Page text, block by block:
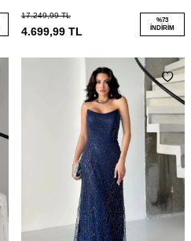
17.249,99TL
4.699,99 TL
%73
İNDIRIM